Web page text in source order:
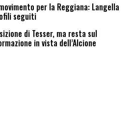
per la Reggiana: Langella
seguiti
di Tesser, ma resta sul
in vista dell’Alcione